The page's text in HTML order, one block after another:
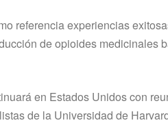
referencia experiencias
de opioides medicinales
en Estados Unidos con
de la Universidad de